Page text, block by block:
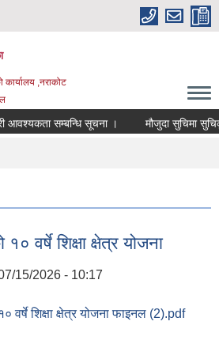
कार्यालय ,नराकोट
सम्बन्धि सूचना । मौजुदा सुचिमा सुचिकृत
वर्षे शिक्षा क्षेत्र योजना
15/2026 - 10:17
वर्षे शिक्षा क्षेत्र योजना फाइनल (2).pdf